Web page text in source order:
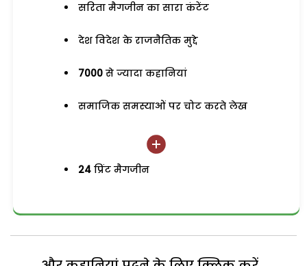
सरिता मैगजीन का सारा कंटेंट
देश विदेश के राजनैतिक मुद्दे
7000 से ज्यादा कहानियां
समाजिक समस्याओं पर चोट करते लेख
24 प्रिंट मैगजीन